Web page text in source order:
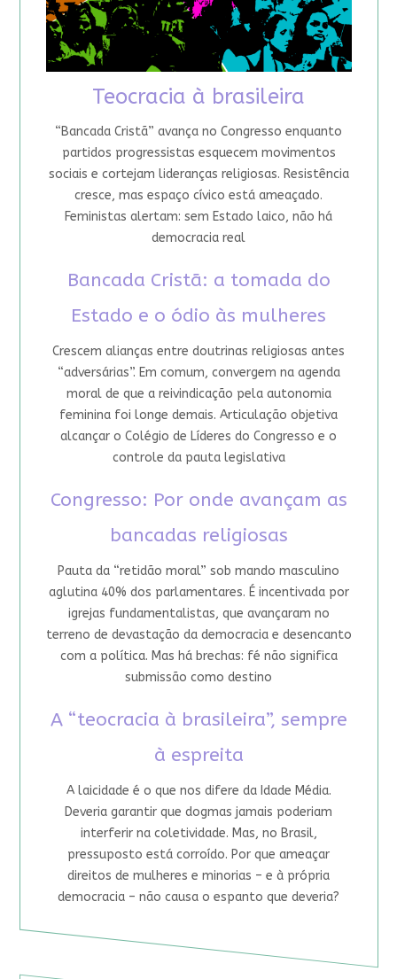
Teocracia à brasileira
“Bancada Cristã” avança no Congresso enquanto
partidos progressistas esquecem movimentos
sociais e cortejam lideranças religiosas. Resistência
cresce, mas espaço cívico está ameaçado.
Feministas alertam: sem Estado laico, não há
democracia real
Bancada Cristã: a tomada do
Estado e o ódio às mulheres
Crescem alianças entre doutrinas religiosas antes
“adversárias”. Em comum, convergem na agenda
moral de que a reivindicação pela autonomia
feminina foi longe demais. Articulação objetiva
alcançar o Colégio de Líderes do Congresso e o
controle da pauta legislativa
Congresso: Por onde avançam as
bancadas religiosas
Pauta da “retidão moral” sob mando masculino
aglutina 40% dos parlamentares. É incentivada por
igrejas fundamentalistas, que avançaram no
terreno de devastação da democracia e desencanto
com a política. Mas há brechas: fé não significa
submissão como destino
A “teocracia à brasileira”, sempre
à espreita
A laicidade é o que nos difere da Idade Média.
Deveria garantir que dogmas jamais poderiam
interferir na coletividade. Mas, no Brasil,
pressuposto está corroído. Por que ameaçar
direitos de mulheres e minorias – e à própria
democracia – não causa o espanto que deveria?